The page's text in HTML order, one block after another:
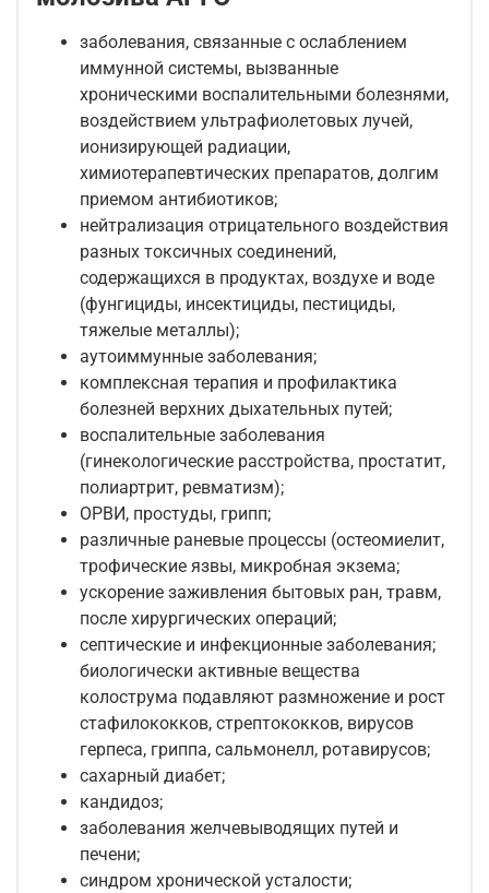
заболевания, связанные с ослаблением
иммунной системы, вызванные
хроническими воспалительными болезнями,
воздействием ультрафиолетовых лучей,
ионизирующей радиации,
химиотерапевтических препаратов, долгим
приемом антибиотиков;
нейтрализация отрицательного воздействия
разных токсичных соединений,
содержащихся в продуктах, воздухе и воде
(фунгициды, инсектициды, пестициды,
тяжелые металлы);
аутоиммунные заболевания;
комплексная терапия и профилактика
болезней верхних дыхательных путей;
воспалительные заболевания
(гинекологические расстройства, простатит,
полиартрит, ревматизм);
ОРВИ, простуды, грипп;
различные раневые процессы (остеомиелит,
трофические язвы, микробная экзема;
ускорение заживления бытовых ран, травм,
после хирургических операций;
септические и инфекционные заболевания;
биологически активные вещества
колострума подавляют размножение и рост
стафилококков, стрептококков, вирусов
герпеса, гриппа, сальмонелл, ротавирусов;
сахарный диабет;
кандидоз;
заболевания желчевыводящих путей и
печени;
синдром хронической усталости;